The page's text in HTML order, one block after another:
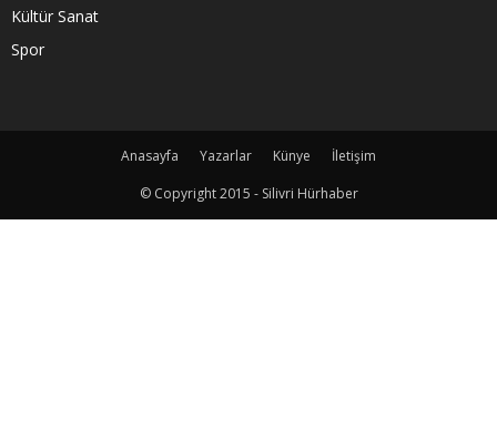
Kültür Sanat
Spor
Anasayfa Yazarlar Künye
İletişim
© Copyright 2015 - Silivri Hürhaber